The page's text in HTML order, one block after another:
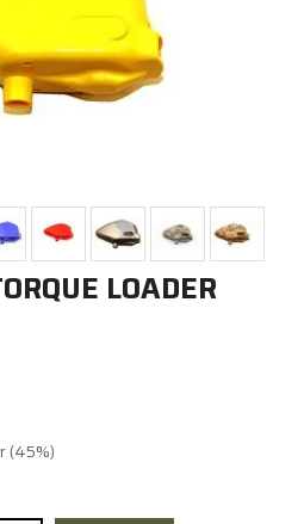
LOADER
(45%)